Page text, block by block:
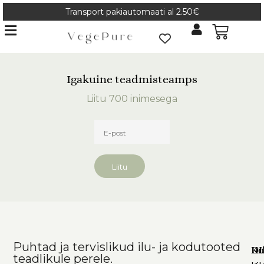
Transport pakiautomaati al 2.50€
Igakuine teadmisteamps
Liitu 700 inimesega
Liitu
Puhtad ja tervislikud ilu- ja kodutooted
teadlikule perele.